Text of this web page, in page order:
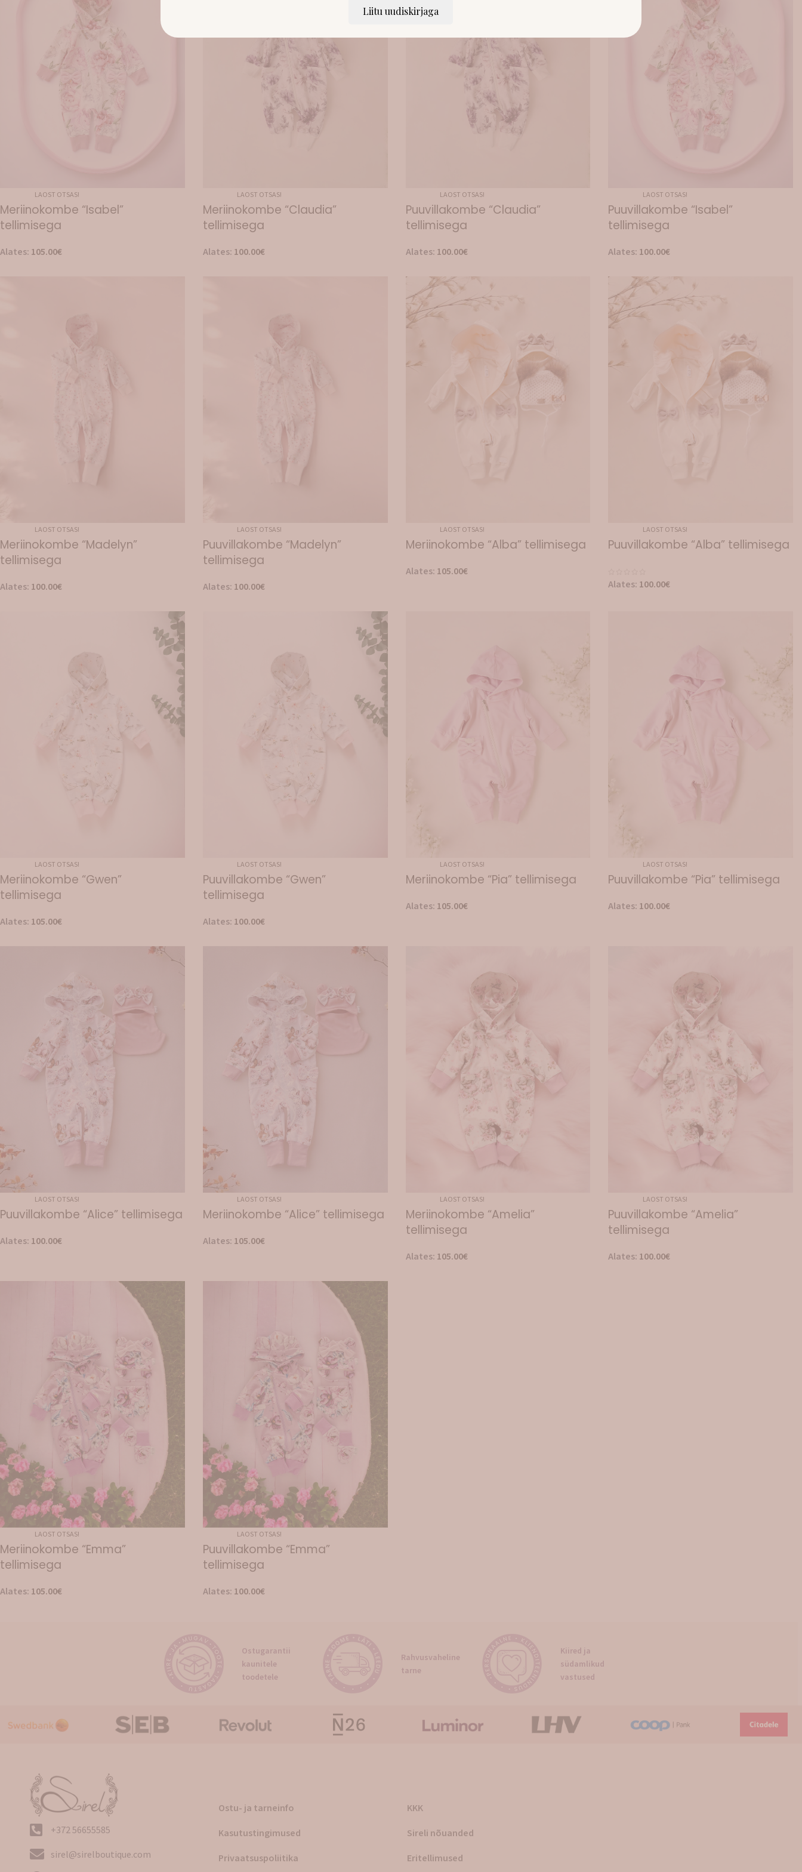
LAOST OTSAS!
Meriinokombe “Isabel”
tellimisega
Alates: 105.00€
LAOST OTSAS!
Meriinokombe “Claudia”
tellimisega
Alates: 100.00€
LAOST OTSAS!
Puuvillakombe “Claudia”
tellimisega
Alates: 100.00€
LAOST OTSAS!
Puuvillakombe “Isabel”
tellimisega
Alates: 100.00€
LAOST OTSAS!
Meriinokombe “Madelyn”
tellimisega
Alates: 100.00€
LAOST OTSAS!
Puuvillakombe “Madelyn”
tellimisega
Alates: 100.00€
LAOST OTSAS!
Meriinokombe “Alba” tellimisega
Alates: 105.00€
LAOST OTSAS!
Puuvillakombe “Alba” tellimisega
Alates: 100.00€
LAOST OTSAS!
Meriinokombe “Gwen”
tellimisega
Alates: 105.00€
LAOST OTSAS!
Puuvillakombe “Gwen”
tellimisega
Alates: 100.00€
LAOST OTSAS!
Meriinokombe “Pia” tellimisega
Alates: 105.00€
LAOST OTSAS!
Puuvillakombe “Pia” tellimisega
Alates: 100.00€
LAOST OTSAS!
Puuvillakombe “Alice” tellimisega
Alates: 100.00€
LAOST OTSAS!
Meriinokombe “Alice” tellimisega
Alates: 105.00€
LAOST OTSAS!
Meriinokombe “Amelia”
tellimisega
Alates: 105.00€
LAOST OTSAS!
Puuvillakombe “Amelia”
tellimisega
Alates: 100.00€
LAOST OTSAS!
Meriinokombe “Emma”
tellimisega
Alates: 105.00€
LAOST OTSAS!
Puuvillakombe “Emma”
tellimisega
Alates: 100.00€
Ostugarantii
kaunitele
toodetele
Rahvusvaheline
tarne
Kiired ja
südamlikud
vastused
+372 56655585
sirel@sirelboutique.com
Ostu- ja tarneinfo
Kasutustingimused
Privaatsuspoliitika
KKK
Sireli nõuanded
Eritellimused
Liitu uudiskirjaga